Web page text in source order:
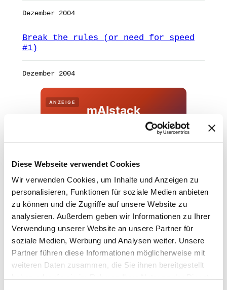
Diese Webseite verwendet Cookies
Wir verwenden Cookies, um Inhalte und Anzeigen zu
personalisieren, Funktionen für soziale Medien anbieten
zu können und die Zugriffe auf unsere Website zu
analysieren. Außerdem geben wir Informationen zu Ihrer
Verwendung unserer Website an unsere Partner für
soziale Medien, Werbung und Analysen weiter. Unsere
Partner führen diese Informationen möglicherweise mit
weiteren Daten zusammen, die Sie ihnen bereitgestellt
Dezember 2004
Break the rules (or need for speed
#1)
Dezember 2004
ANZEIGE
mAIstack
On-Prem · 100+ Connectors · Observable RAG
inklusive.
Demo buchen →